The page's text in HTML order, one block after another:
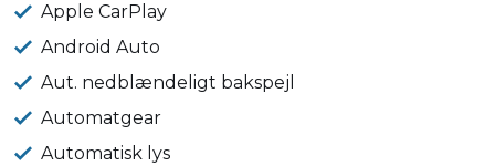
Apple CarPlay
Android Auto
Aut. nedblændeligt bakspejl
Automatgear
Automatisk lys